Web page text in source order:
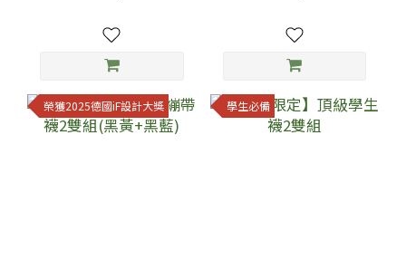
榮獲2025德國iF設計大獎 學生必備